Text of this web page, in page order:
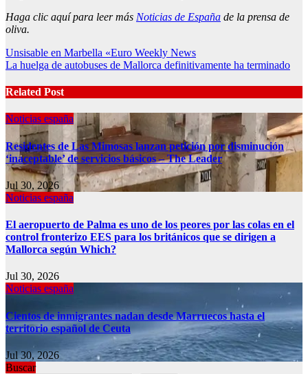
Haga clic aquí para leer más Noticias de España de la prensa de
oliva.
Post
navigation
Unsisable en Marbella «Euro Weekly News
La huelga de autobuses de Mallorca definitivamente ha terminado
Related Post
Noticias españa
Residentes de Las Mimosas lanzan petición por disminución
‘inaceptable’ de servicios básicos – The Leader
Jul 30, 2026
Noticias españa
El aeropuerto de Palma es uno de los peores por las colas en el
control fronterizo EES para los británicos que se dirigen a
Mallorca según Which?
Jul 30, 2026
Noticias españa
Cientos de inmigrantes nadan desde Marruecos hasta el
territorio español de Ceuta
Jul 30, 2026
Buscar